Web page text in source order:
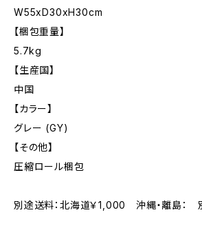
W55xD30xH30cm
【梱包重量】
5.7kg
【生産国】
中国
【カラー】
グレー (GY)
【その他】
圧縮ロール梱包
別途送料：北海道￥1,000 沖縄・離島